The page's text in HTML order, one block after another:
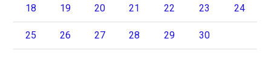
18 19 20 21 22 23 24
25 26 27 28 29 30